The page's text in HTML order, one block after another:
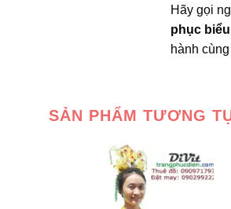
Hãy gọi
phục
hành
SẢN PHẨM TƯƠNG